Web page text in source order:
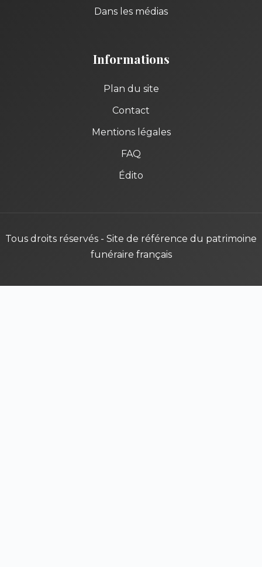
Dans les médias
Informations
Plan du site
Contact
Mentions légales
FAQ
Édito
Tous droits réservés - Site de référence du patrimoine
funéraire français